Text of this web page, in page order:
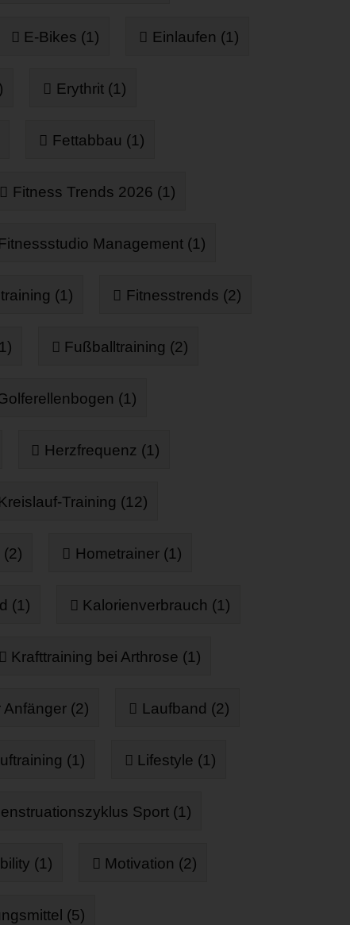
E-Bikes (1) Einlaufen (1)
Erythrit (1)
Fettabbau (1)
Fitness Trends 2026 (1)
Fitnessstudio Management (1)
(1) Fitnesstrends (2)
Fußballtraining (2)
(1)
Herzfrequenz (1)
Training (12)
(2) Hometrainer (1)
(1) Kalorienverbrauch (1)
Krafttraining bei Arthrose (1)
(2) Laufband (2)
(1) Lifestyle (1)
Sport (1)
(1) Motivation (2)
(5)